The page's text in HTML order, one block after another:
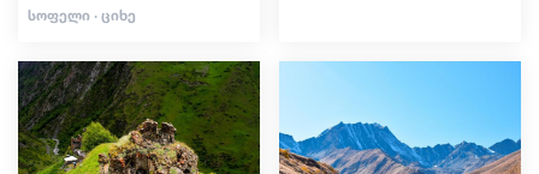
ᲡᲝᲤᲔᲚᲘ · ᲪᲘᲮᲔ